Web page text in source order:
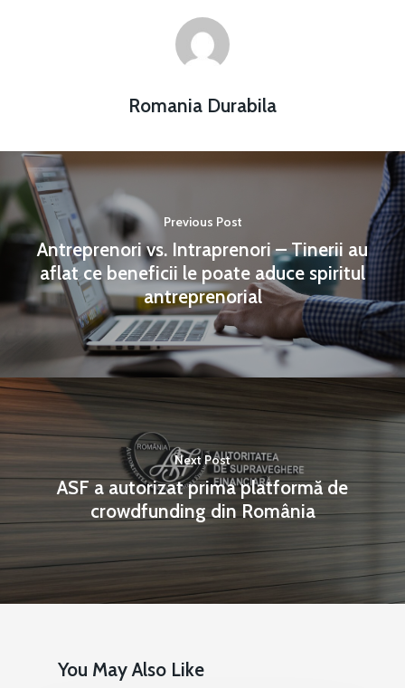
Romania Durabila
Previous Post
Antreprenori vs. Intraprenori – Tinerii au
aflat ce beneficii le poate aduce spiritul
antreprenorial
Next Post
ASF a autorizat prima platformă de
crowdfunding din România
You May Also Like